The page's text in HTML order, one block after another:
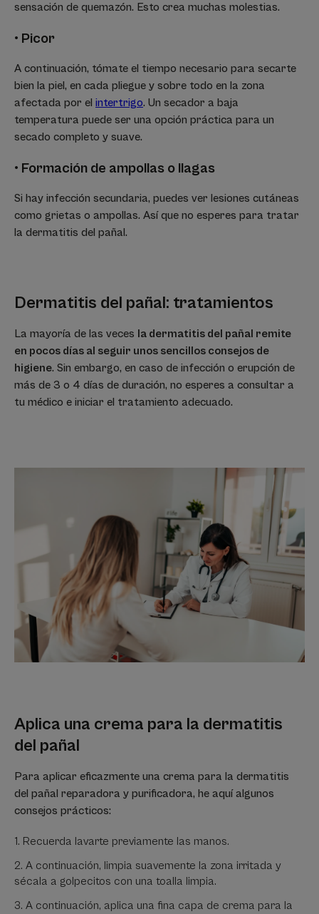
sensación de quemazón. Esto crea muchas molestias.
• Picor
A continuación, tómate el tiempo necesario para secarte
bien la piel, en cada pliegue y sobre todo en la zona
afectada por el intertrigo. Un secador a baja
temperatura puede ser una opción práctica para un
secado completo y suave.
• Formación de ampollas o llagas
Si hay infección secundaria, puedes ver lesiones cutáneas
como grietas o ampollas. Así que no esperes para tratar
la dermatitis del pañal.
Dermatitis del pañal: tratamientos
La mayoría de las veces la dermatitis del pañal remite
en pocos días al seguir unos sencillos consejos de
higiene. Sin embargo, en caso de infección o erupción de
más de 3 o 4 días de duración, no esperes a consultar a
tu médico e iniciar el tratamiento adecuado.
Aplica una crema para la dermatitis
del pañal
Para aplicar eficazmente una crema para la dermatitis
del pañal reparadora y purificadora, he aquí algunos
consejos prácticos:
Recuerda lavarte previamente las manos.
A continuación, limpia suavemente la zona irritada y
sécala a golpecitos con una toalla limpia.
A continuación, aplica una fina capa de crema para la